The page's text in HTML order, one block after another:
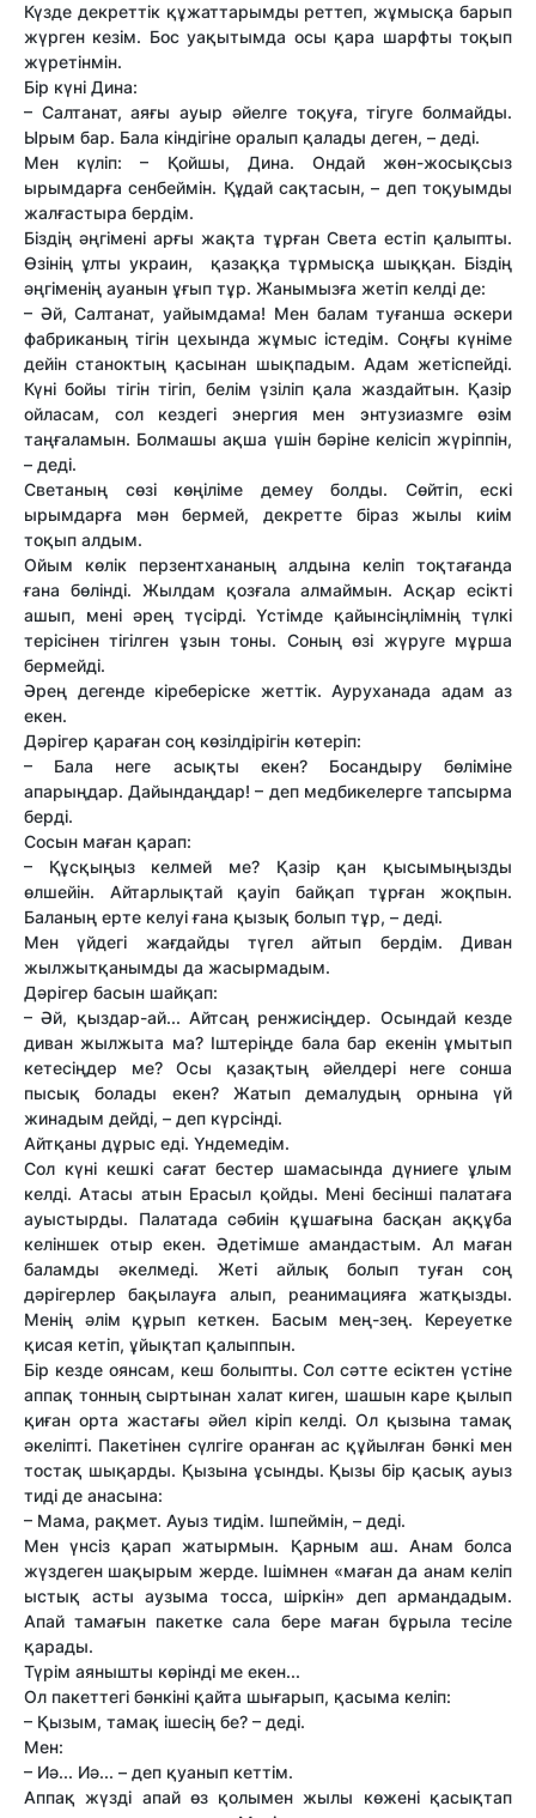
Күзде декреттік құжаттарымды реттеп, жұмысқа барып
жүрген кезім. Бос уақытымда осы қара шарфты тоқып
жүретінмін.
Бір күні Дина:
– Салтанат, аяғы ауыр әйелге тоқуға, тігуге болмайды.
Ырым бар. Бала кіндігіне оралып қалады деген, – деді.
Мен күліп: – Қойшы, Дина. Ондай жөн-жосықсыз
ырымдарға сенбеймін. Құдай сақтасын, – деп тоқуымды
жалғастыра бердім.
Біздің әңгімені арғы жақта тұрған Света естіп қалыпты.
Өзінің ұлты украин, қазаққа тұрмысқа шыққан. Біздің
әңгіменің ауанын ұғып тұр. Жанымызға жетіп келді де:
– Әй, Салтанат, уайымдама! Мен балам туғанша әскери
фабриканың тігін цехында жұмыс істедім. Соңғы күніме
дейін станоктың қасынан шықпадым. Адам жетіспейді.
Күні бойы тігін тігіп, белім үзіліп қала жаздайтын. Қазір
ойласам, сол кездегі энергия мен энтузиазмге өзім
таңғаламын. Болмашы ақша үшін бәріне келісіп жүріппін,
– деді.
Светаның сөзі көңіліме демеу болды. Сөйтіп, ескі
ырымдарға мән бермей, декретте біраз жылы киім
тоқып алдым.
Ойым көлік перзентхананың алдына келіп тоқтағанда
ғана бөлінді. Жылдам қозғала алмаймын. Асқар есікті
ашып, мені әрең түсірді. Үстімде қайынсіңлімнің түлкі
терісінен тігілген ұзын тоны. Соның өзі жүруге мұрша
бермейді.
Әрең дегенде кіреберіске жеттік. Ауруханада адам аз
екен.
Дәрігер қараған соң көзілдірігін көтеріп:
– Бала неге асықты екен? Босандыру бөліміне
апарыңдар. Дайындаңдар! – деп медбикелерге тапсырма
берді.
Сосын маған қарап:
– Құсқыңыз келмей ме? Қазір қан қысымыңызды
өлшейін. Айтарлықтай қауіп байқап тұрған жоқпын.
Баланың ерте келуі ғана қызық болып тұр, – деді.
Мен үйдегі жағдайды түгел айтып бердім. Диван
жылжытқанымды да жасырмадым.
Дәрігер басын шайқап:
– Әй, қыздар-ай... Айтсаң ренжисіңдер. Осындай кезде
диван жылжыта ма? Іштеріңде бала бар екенін ұмытып
кетесіңдер ме? Осы қазақтың әйелдері неге сонша
пысық болады екен? Жатып демалудың орнына үй
жинадым дейді, – деп күрсінді.
Айтқаны дұрыс еді. Үндемедім.
Сол күні кешкі сағат бестер шамасында дүниеге ұлым
келді. Атасы атын Ерасыл қойды. Мені бесінші палатаға
ауыстырды. Палатада сәбиін құшағына басқан аққұба
келіншек отыр екен. Әдетімше амандастым. Ал маған
баламды әкелмеді. Жеті айлық болып туған соң
дәрігерлер бақылауға алып, реанимацияға жатқызды.
Менің әлім құрып кеткен. Басым мең-зең. Кереуетке
қисая кетіп, ұйықтап қалыппын.
Бір кезде оянсам, кеш болыпты. Сол сәтте есіктен үстіне
аппақ тонның сыртынан халат киген, шашын каре қылып
қиған орта жастағы әйел кіріп келді. Ол қызына тамақ
әкеліпті. Пакетінен сүлгіге оранған ас құйылған бәнкі мен
тостақ шықарды. Қызына ұсынды. Қызы бір қасық ауыз
тиді де анасына:
– Мама, рақмет. Ауыз тидім. Ішпеймін, – деді.
Мен үнсіз қарап жатырмын. Қарным аш. Анам болса
жүздеген шақырым жерде. Ішімнен «маған да анам келіп
ыстық асты аузыма тосса, шіркін» деп армандадым.
Апай тамағын пакетке сала бере маған бұрыла тесіле
қарады.
Түрім аянышты көрінді ме екен...
Ол пакеттегі бәнкіні қайта шығарып, қасыма келіп:
– Қызым, тамақ ішесің бе? – деді.
Мен:
– Иә... Иә... – деп қуанып кеттім.
Аппақ жүзді апай өз қолымен жылы көжені қасықтап